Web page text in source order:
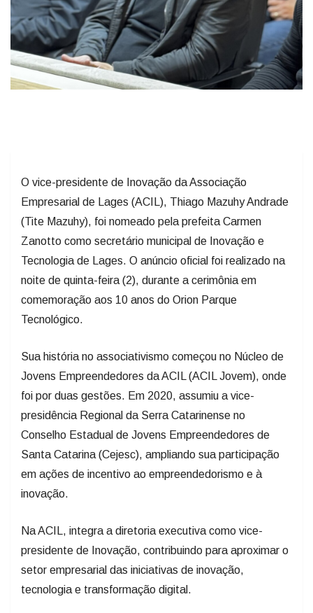
Empresarial de Lages (ACIL), Thiago Mazuhy Andrade
(Tite Mazuhy), foi nomeado pela prefeita Carmen
Zanotto como secretário municipal de Inovação e
Tecnologia de Lages. O anúncio oficial foi realizado na
noite de quinta-feira (2), durante a cerimônia em
comemoração aos 10 anos do Orion Parque
Tecnológico.
Jovens Empreendedores da ACIL (ACIL Jovem), onde
foi por duas gestões. Em 2020, assumiu a vice-
presidência Regional da Serra Catarinense no
Conselho Estadual de Jovens Empreendedores de
Santa Catarina (Cejesc), ampliando sua participação
em ações de incentivo ao empreendedorismo e à
inovação.
presidente de Inovação, contribuindo para aproximar o
setor empresarial das iniciativas de inovação,
tecnologia e transformação digital.